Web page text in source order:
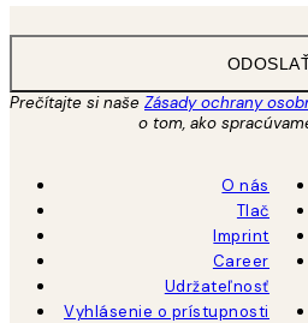
Prečítajte si naše Zásady ochrany
o tom, ako
O nás
Tlač
Imprint
Career
Udržateľnosť
Vyhlásenie o prístupnosti